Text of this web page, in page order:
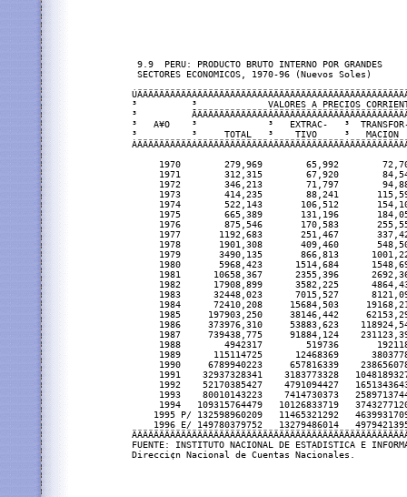
9.9  PERU: PRODUCTO BRUTO INTERNO POR GRANDES
SECTORES
³          ³             VALORES A PRECIOS
³
³   A¥O    ³             ³   EXTRAC-   ³
³          ³     TOTAL   ³    TIVO     ³   MACION
1970        279,969        65,992
1971        312,315        67,920
1972        346,213        71,797
1973        414,235        88,241
1974        522,143       106,512
1975        665,389       131,196
1976        875,546       170,583
1977       1192,683       251,467
1978       1901,308       409,460
1979       3490,135       866,813
1980       5968,423      1514,684
1981      10658,367      2355,396
1982      17908,899      3582,225
1983      32448,023      7015,527
1984      72410,208     15684,503
1985     197903,250     38146,442
1986     373976,310     53883,623
1987     739438,775     91884,124
1988        4942317        519736
1989      115114725      12468369
1990     6789940223     657816339
1991    32937328341    3183773328
1992    52170385427    4791094427
1993    80010143223    7414730373
1994   109315764479   10126833719
1995 P/ 132598960209   11465321292
1996 E/ 149780379752   13279486014
FUENTE: INSTITUTO NACIONAL DE ESTADISTICA E
Direcci¢n Nacional de Cuentas Nacionales.